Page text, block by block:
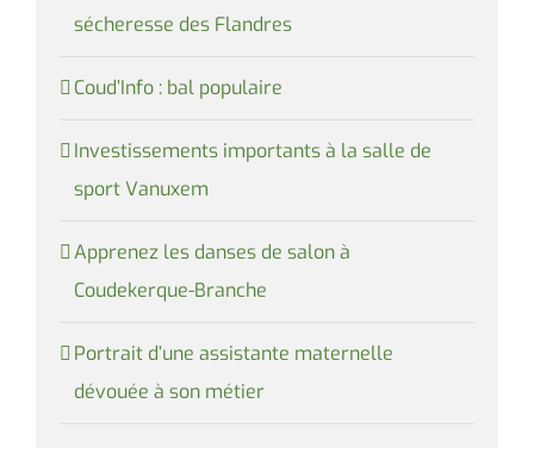
sécheresse des Flandres
Coud’Info : bal populaire
Investissements importants à la salle de
sport Vanuxem
Apprenez les danses de salon à
Coudekerque-Branche
Portrait d’une assistante maternelle
dévouée à son métier